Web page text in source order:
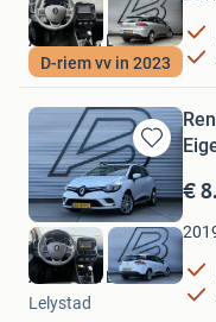
D-riem vv in 2023
Autobaan B.V.
Lelystad
Bewaren
in
Mijn
Favorieten
€
Autobaan B.V.
Lelystad